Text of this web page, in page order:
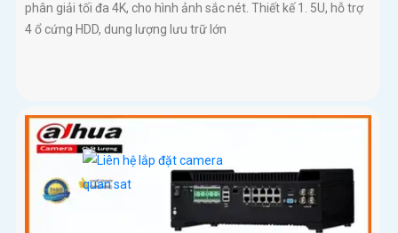
phân giải tối đa 4K, cho hình ảnh sắc nét. Thiết kế 1. 5U, hỗ trợ
4 ổ cứng HDD, dung lượng lưu trữ lớn